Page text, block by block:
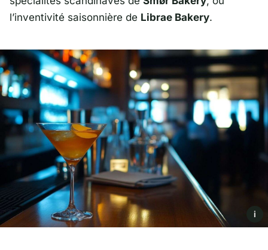
l’inventivité saisonnière de Librae Bakery.
i